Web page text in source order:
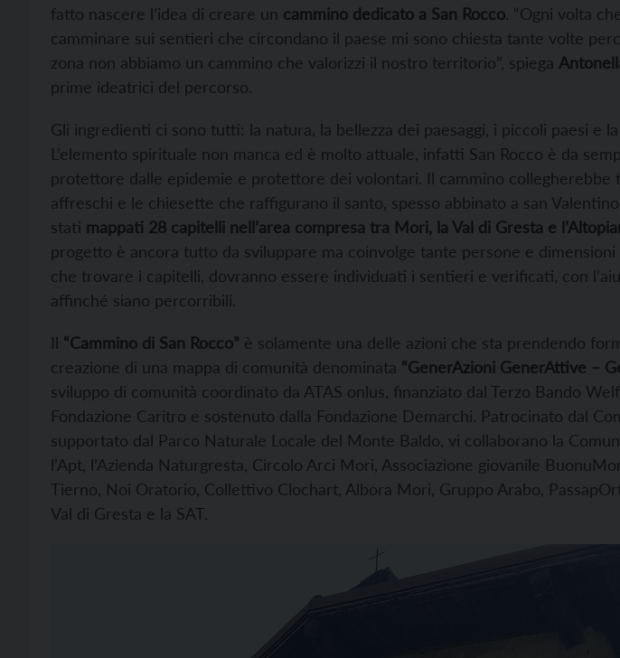
fatto nascere l’idea di creare un cammino dedicato a San Rocco. “Ogni volta
camminare sui sentieri che circondano il paese mi sono chiesta tante volte
zona non abbiamo un cammino che valorizzi il nostro territorio”, spiega
prime ideatrici del percorso.
Gli ingredienti ci sono tutti: la natura, la bellezza dei paesaggi, i piccoli paesi e
L’elemento spirituale non manca ed è molto attuale, infatti San Rocco è da
protettore dalle epidemie e protettore dei volontari. Il cammino collegherebbe
affreschi e le chiesette che raffigurano il santo, spesso abbinato a san
stati mappati 28 capitelli nell’area compresa tra Mori, la Val di Gresta e
progetto è ancora tutto da sviluppare ma coinvolge tante persone e
che trovare i capitelli, dovranno essere individuati i sentieri e verificati, con
affinché siano percorribili.
Il “Cammino di San Rocco” è solamente una delle azioni che sta prendendo
creazione di una mappa di comunità denominata “GenerAzioni GenerAttive –
sviluppo di comunità coordinato da ATAS onlus, finanziato dal Terzo Bando
Fondazione Caritro e sostenuto dalla Fondazione Demarchi. Patrocinato dal
supportato dal Parco Naturale Locale del Monte Baldo, vi collaborano la
l’Apt, l’Azienda Naturgresta, Circolo Arci Mori, Associazione giovanile
Tierno, Noi Oratorio, Collettivo Clochart, Albora Mori, Gruppo Arabo,
Val di Gresta e la SAT.